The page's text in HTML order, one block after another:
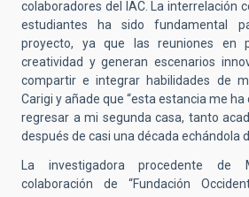
colaboradores del IAC. La interrelación
estudiantes ha sido fundamental
proyecto, ya que las reuniones en
creatividad y generan escenarios
compartir e integrar habilidades de
Carigi y añade que “esta estancia me
regresar a mi segunda casa, tanto
después de casi una década echándola
La investigadora procedente de
colaboración de “Fundación